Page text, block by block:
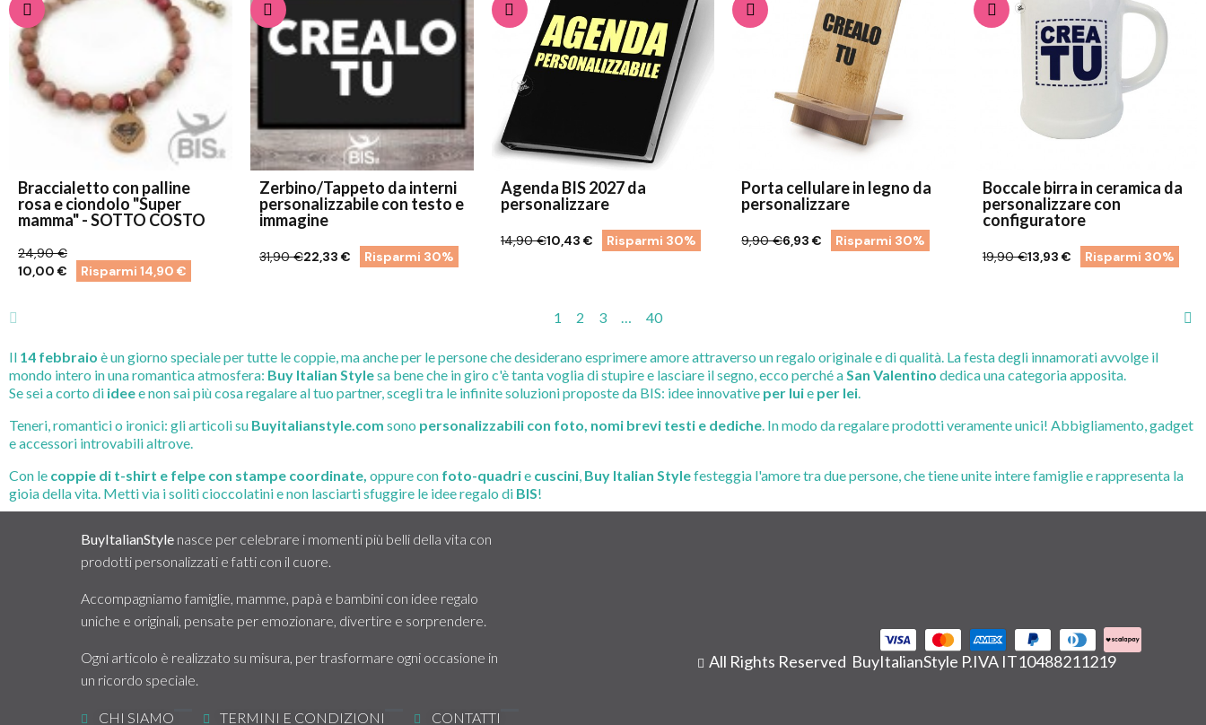
Braccialetto con palline
rosa e ciondolo "Super
mamma" - SOTTO COSTO
24,90 €
10,00 €
Risparmi 14,90 €
Zerbino/Tappeto da interni
personalizzabile con testo e
immagine
31,90 €22,33 € Risparmi 30%
Agenda BIS 2027 da
personalizzare
14,90 €10,43 € Risparmi 30%
Porta cellulare in legno da
personalizzare
9,90 €6,93 € Risparmi 30%
Boccale birra in ceramica da
personalizzare con
configuratore
19,90 €13,93 € Risparmi 30%
1 2 3 … 40
Il 14 febbraio è un giorno speciale per tutte le coppie, ma anche per le persone che desiderano esprimere amore attraverso un regalo originale e di qualità. La festa degli innamorati avvolge il
mondo intero in una romantica atmosfera: Buy Italian Stylesa bene che in giro c'è tanta voglia di stupire e lasciare il segno, ecco perché aSan Valentino dedica una categoria apposita.
Se sei a corto di ideee non sai più cosa regalare al tuo partner, scegli tra le infinite soluzioni proposte da BIS: idee innovative per luie per lei.
Teneri, romantici o ironici: gli articoli su Buyitalianstyle.com sono personalizzabili con foto, nomi brevi testi e dediche. In modo da regalare prodotti veramente unici! Abbigliamento, gadget
e accessori introvabili altrove.
Con le coppie di t-shirt e felpe con stampe coordinate, oppure con foto-quadrie cuscini, Buy Italian Stylefesteggia l'amore tra due persone, che tiene unite intere famiglie e rappresenta la
gioia della vita. Metti via i soliti cioccolatini e non lasciarti sfuggire le idee regalo di BIS!
BuyItalianStyle nasce per celebrare i momenti più belli della vita con
prodotti personalizzati e fatti con il cuore.
Accompagniamo famiglie, mamme, papà e bambini con idee regalo
uniche e originali, pensate per emozionare, divertire e sorprendere.
Ogni articolo è realizzato su misura, per trasformare ogni occasione in
un ricordo speciale.
CHI SIAMO TERMINI E CONDIZIONI CONTATTI
All Rights Reserved BuyItalianStyle P.IVA IT10488211219